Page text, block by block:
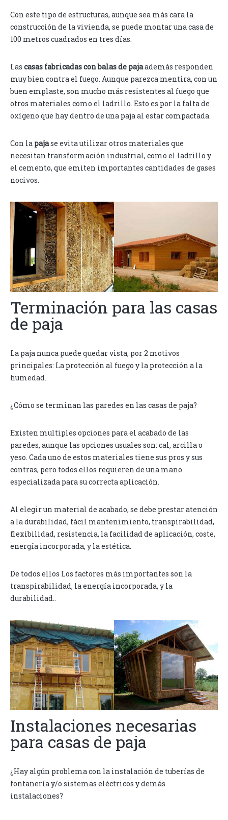
Con este tipo de estructuras, aunque sea más cara la
construcción de la vivienda, se puede montar una casa de
100 metros cuadrados en tres días.
Las casas fabricadas con balas de pajaademás responden
muy bien contra el fuego. Aunque parezca mentira, con un
buen emplaste, son mucho más resistentes al fuego que
otros materiales como el ladrillo. Esto es por la falta de
oxígeno que hay dentro de una paja al estar compactada.
Con la pajase evita utilizar otros materiales que
necesitan transformación industrial, como el ladrillo y
el cemento, que emiten importantes cantidades de gases
nocivos.
Terminación para las casas
de paja
La paja nunca puede quedar vista, por 2 motivos
principales: La protección al fuego y la protección a la
humedad.
¿Cómo se terminan las paredes en las casas de paja?
Existen multiples opciones para el acabado de las
paredes, aunque las opciones usuales son: cal, arcilla o
yeso. Cada uno de estos materiales tiene sus pros y sus
contras, pero todos ellos requieren de una mano
especializada para su correcta aplicación.
Al elegir un material de acabado, se debe prestar atención
a la durabilidad, fácil mantenimiento, transpirabilidad,
flexibilidad, resistencia, la facilidad de aplicación, coste,
energía incorporada, y la estética.
De todos ellos Los factores más importantes son la
transpirabilidad, la energía incorporada, y la
durabilidad..
Instalaciones necesarias
para casas de paja
¿Hay algún problema con la instalación de tuberías de
fontanería y/o sistemas eléctricos y demás
instalaciones?